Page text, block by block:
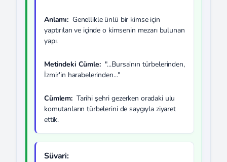
Anlamı: Genellikle ünlü bir kimse için
yaptırılan ve içinde o kimsenin mezarı bulunan
yapı.
Metindeki Cümle: "...Bursa'nın türbelerinden,
İzmir'in harabelerinden..."
Cümlem: Tarihi şehri gezerken oradaki ulu
komutanların türbelerini de saygıyla ziyaret
ettik.
Süvari: